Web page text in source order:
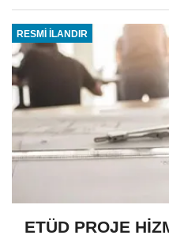
RESMİ İLANDIR
ETÜD PROJE